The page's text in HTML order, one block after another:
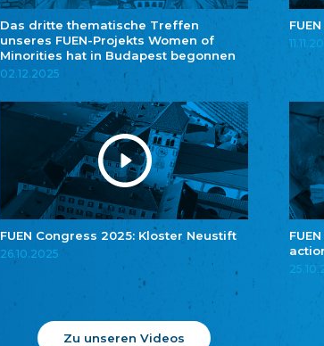
Das dritte thematische Treffen
unseres FUEN-Projekts Women of
Minorities hat in Budapest begonnen
02.12.2025
FUEN Congress 2025: Kloster Neustift
26.10.2025
Zu unseren Videos